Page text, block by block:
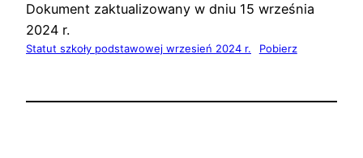
Dokument zaktualizowany w dniu 15 września
2024 r.
Statut szkoły podstawowej wrzesień 2024 r. Pobierz